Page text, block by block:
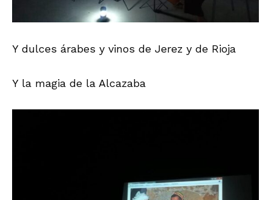
Y dulces árabes y vinos de Jerez y de Rioja
Y la magia de la Alcazaba